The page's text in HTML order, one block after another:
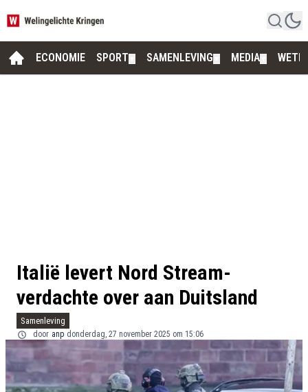
ECONOMIE SPORT SAMENLEVING MEDIA
Italië levert Nord Stream-
verdachte over aan Duitsland
Samenleving
door anp donderdag, 27 november 2025 om 15:06